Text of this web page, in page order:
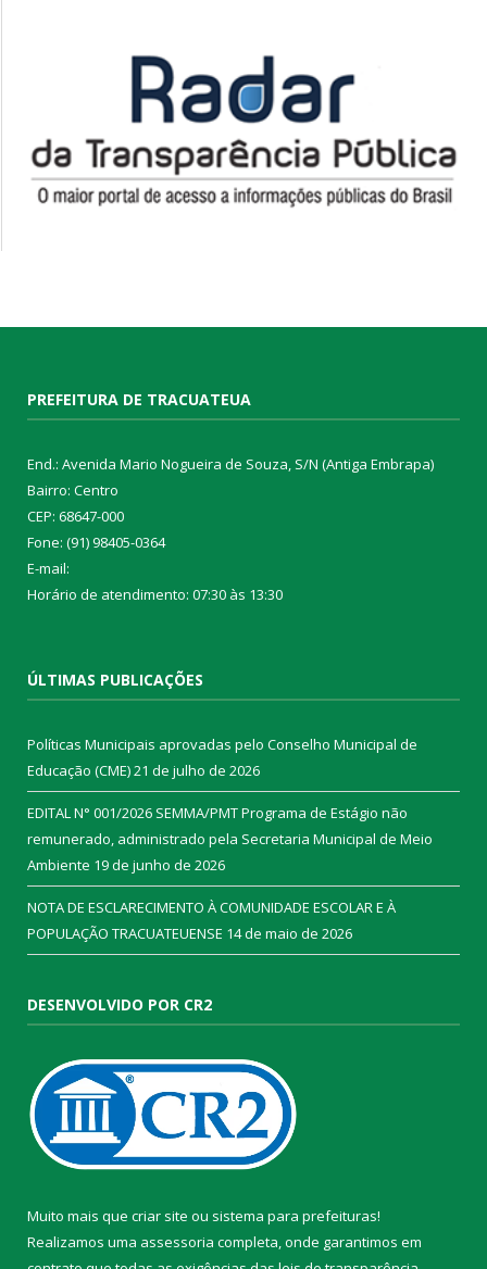
PREFEITURA DE TRACUATEUA
End.: Avenida Mario Nogueira de Souza, S/N (Antiga Embrapa)
Bairro: Centro
CEP: 68647-000
Fone: (91) 98405-0364
E-mail:
Horário de atendimento: 07:30 às 13:30
ÚLTIMAS PUBLICAÇÕES
Políticas Municipais aprovadas pelo Conselho Municipal de
Educação (CME)21 de julho de 2026
EDITAL N° 001/2026 SEMMA/PMT Programa de Estágio não
remunerado, administrado pela Secretaria Municipal de Meio
Ambiente 19 de junho de 2026
NOTA DE ESCLARECIMENTO À COMUNIDADE ESCOLAR E À
POPULAÇÃO TRACUATEUENSE 14 de maio de 2026
DESENVOLVIDO POR CR2
Muito mais que criar site ou sistema para prefeituras!
Realizamos uma assessoria completa, onde garantimos em